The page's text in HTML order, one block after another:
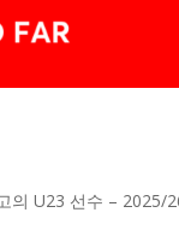
의 U23 선수 – 2025/